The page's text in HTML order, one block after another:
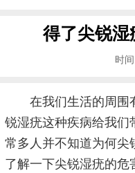
得了尖锐
时
在我们生活的周围
锐湿疣这种疾病给我
常多人并不知道为何
了解一下尖锐湿疣的危